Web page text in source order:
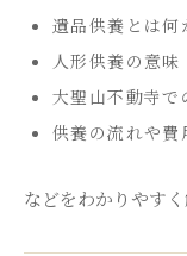
遺品供養とは何
人形供養の意味
大聖山不動寺で
供養の流れや費
などをわかりやすく